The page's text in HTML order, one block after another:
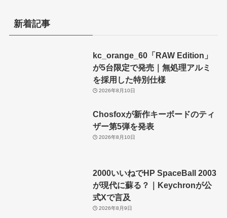
新着記事
kc_orange_60「RAW Edition」
が5台限定で発売｜無処理アルミ
を採用した特別仕様
2026年8月10日
Chosfoxが新作キーボードのティ
ザー第5弾を発表
2026年8月10日
2000いいねでHP SpaceBall 2003
が現代に蘇る？｜Keychronが公
式Xで言及
2026年8月9日